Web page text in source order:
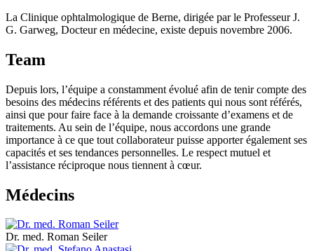
La Clinique ophtalmologique de Berne, dirigée par le Professeur J.
G. Garweg, Docteur en médecine, existe depuis novembre 2006.
Team
Depuis lors, l’équipe a constamment évolué afin de tenir compte des
besoins des médecins référents et des patients qui nous sont référés,
ainsi que pour faire face à la demande croissante d’examens et de
traitements. Au sein de l’équipe, nous accordons une grande
importance à ce que tout collaborateur puisse apporter également ses
capacités et ses tendances personnelles. Le respect mutuel et
l’assistance réciproque nous tiennent à cœur.
Médecins
Dr. med. Roman Seiler